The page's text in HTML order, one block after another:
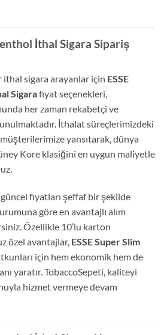
İthal Sigara Sipariş
ithal sigara arayanlar için ESSE
Sigarafiyat seçenekleri,
her zaman rekabetçi ve
İthalat süreçlerimizdeki
yansıtarak, dünya
Kore klasiğini en uygun maliyetle
fiyatları şeffaf bir şekilde
göre en avantajlı alım
Özellikle 10’lu karton
özel avantajlar, ESSE Super Slim
için hem ekonomik hem de
yaratır.TobaccoSepeti, kaliteyi
hizmet vermeye devam